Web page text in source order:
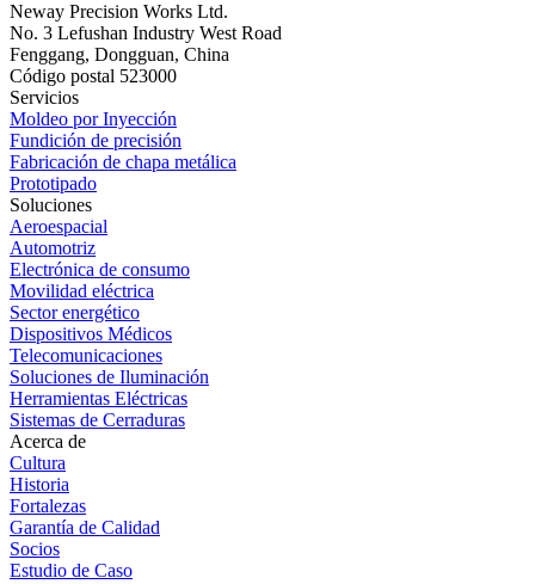
Neway Precision Works Ltd.
No. 3 Lefushan Industry West Road
Fenggang, Dongguan, China
Código postal 523000
Servicios
Moldeo por Inyección
Fundición de precisión
Fabricación de chapa metálica
Prototipado
Soluciones
Aeroespacial
Automotriz
Electrónica de consumo
Movilidad eléctrica
Sector energético
Dispositivos Médicos
Telecomunicaciones
Soluciones de Iluminación
Herramientas Eléctricas
Sistemas de Cerraduras
Acerca de
Cultura
Historia
Fortalezas
Garantía de Calidad
Socios
Estudio de Caso